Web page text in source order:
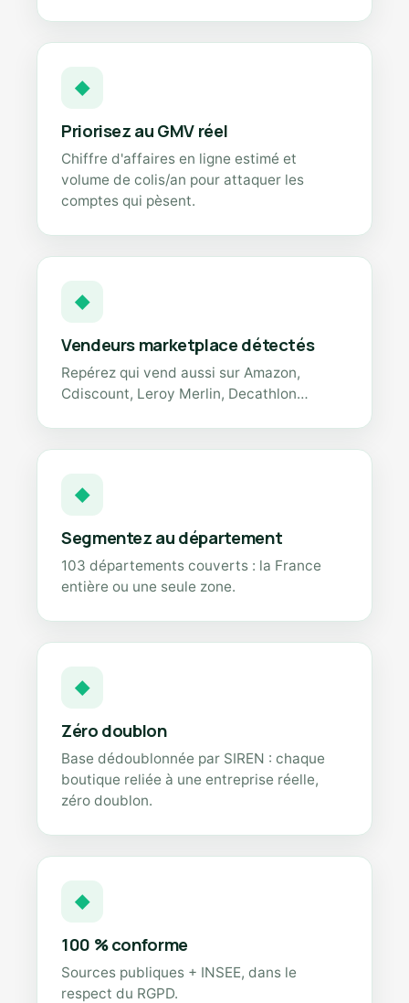
◆
Priorisez au GMV réel
Chiffre d'affaires en ligne estimé et
volume de colis/an pour attaquer les
comptes qui pèsent.
◆
Vendeurs marketplace détectés
Repérez qui vend aussi sur Amazon,
Cdiscount, Leroy Merlin, Decathlon…
◆
Segmentez au département
103 départements couverts : la France
entière ou une seule zone.
◆
Zéro doublon
Base dédoublonnée par SIREN : chaque
boutique reliée à une entreprise réelle,
zéro doublon.
◆
100 % conforme
Sources publiques + INSEE, dans le
respect du RGPD.